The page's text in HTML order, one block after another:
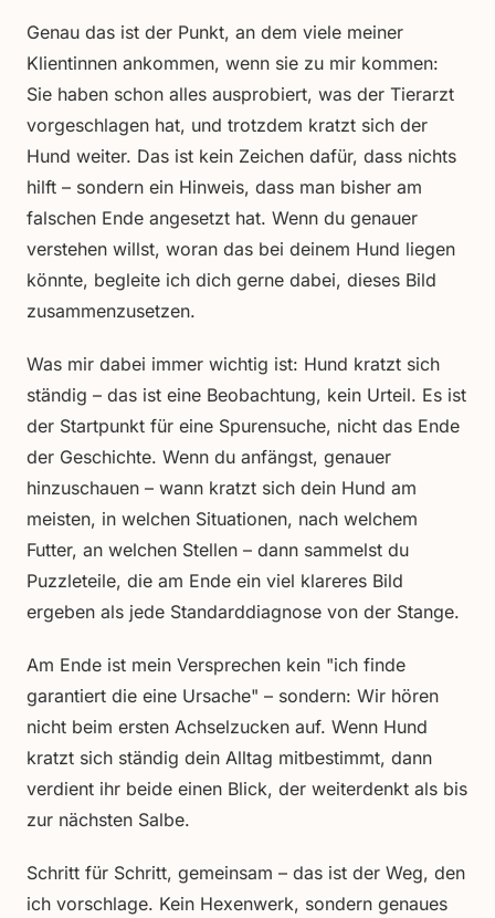
Genau das ist der Punkt, an dem viele meiner
Klientinnen ankommen, wenn sie zu mir kommen:
Sie haben schon alles ausprobiert, was der Tierarzt
vorgeschlagen hat, und trotzdem kratzt sich der
Hund weiter. Das ist kein Zeichen dafür, dass nichts
hilft – sondern ein Hinweis, dass man bisher am
falschen Ende angesetzt hat. Wenn du genauer
verstehen willst, woran das bei deinem Hund liegen
könnte, begleite ich dich gerne dabei, dieses Bild
zusammenzusetzen.
Was mir dabei immer wichtig ist: Hund kratzt sich
ständig – das ist eine Beobachtung, kein Urteil. Es ist
der Startpunkt für eine Spurensuche, nicht das Ende
der Geschichte. Wenn du anfängst, genauer
hinzuschauen – wann kratzt sich dein Hund am
meisten, in welchen Situationen, nach welchem
Futter, an welchen Stellen – dann sammelst du
Puzzleteile, die am Ende ein viel klareres Bild
ergeben als jede Standarddiagnose von der Stange.
Am Ende ist mein Versprechen kein "ich finde
garantiert die eine Ursache" – sondern: Wir hören
nicht beim ersten Achselzucken auf. Wenn Hund
kratzt sich ständig dein Alltag mitbestimmt, dann
verdient ihr beide einen Blick, der weiterdenkt als bis
zur nächsten Salbe.
Schritt für Schritt, gemeinsam – das ist der Weg, den
ich vorschlage. Kein Hexenwerk, sondern genaues